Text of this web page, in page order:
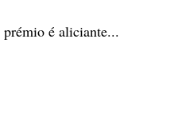
é aliciante...